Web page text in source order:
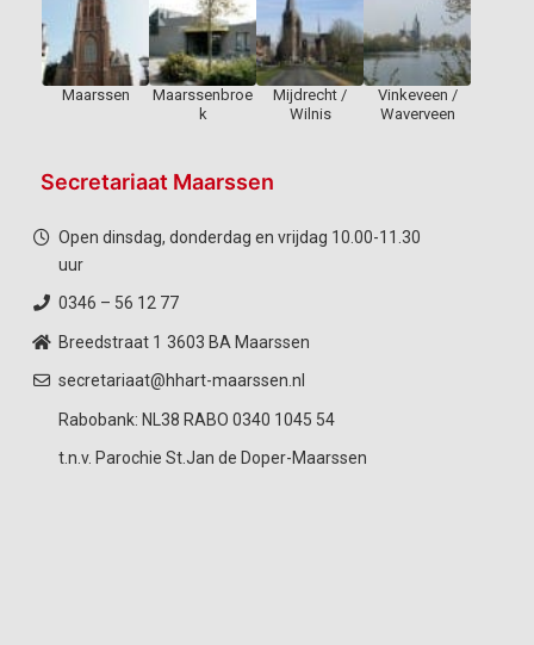
Maarssen
Maarssenbroe
k
Mijdrecht /
Wilnis
Vinkeveen /
Waverveen
Secretariaat Maarssen
Open dinsdag, donderdag en vrijdag 10.00-11.30
uur
0346 – 56 12 77
Breedstraat 1 3603 BA Maarssen
secretariaat@hhart-maarssen.nl
Rabobank: NL38 RABO 0340 1045 54
t.n.v. Parochie St.Jan de Doper-Maarssen